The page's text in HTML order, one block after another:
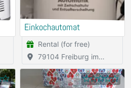
Einkochautomat
Rental (for free)
Breisgau